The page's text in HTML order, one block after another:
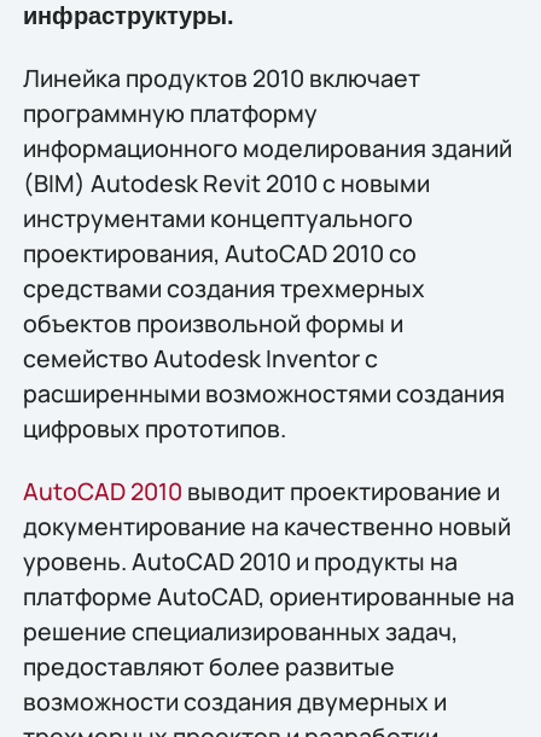
инфраструктуры.
Линейка продуктов 2010 включает
программную платформу
информационного моделирования зданий
(BIM) Autodesk Revit 2010 с новыми
инструментами концептуального
проектирования, AutoCAD 2010 со
средствами создания трехмерных
объектов произвольной формы и
семейство Autodesk Inventor с
расширенными возможностями создания
цифровых прототипов.
AutoCAD 2010 выводит проектирование и
документирование на качественно новый
уровень. AutoCAD 2010 и продукты на
платформе AutoCAD, ориентированные на
решение специализированных задач,
предоставляют более развитые
возможности создания двумерных и